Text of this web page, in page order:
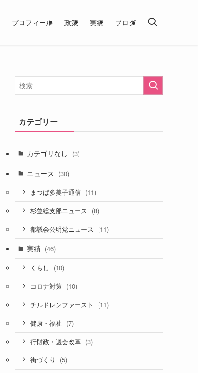
プロフィール 政策 実績 ブログ
カテゴリー
カテゴリなし (3)
ニュース (30)
まつば多美子通信 (11)
杉並総支部ニュース (8)
都議会公明党ニュース (11)
実績 (46)
くらし (10)
コロナ対策 (10)
チルドレンファースト (11)
健康・福祉 (7)
行財政・議会改革 (3)
街づくり (5)